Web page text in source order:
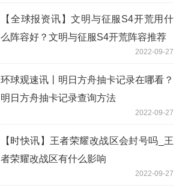
【全球报资讯】文明与征服S4开荒用什
么阵容好？文明与征服S4开荒阵容推荐
2022-09-27
环球观速讯丨明日方舟抽卡记录在哪看？
明日方舟抽卡记录查询方法
2022-09-27
【时快讯】王者荣耀改战区会封号吗_王
者荣耀改战区有什么影响
2022-09-27